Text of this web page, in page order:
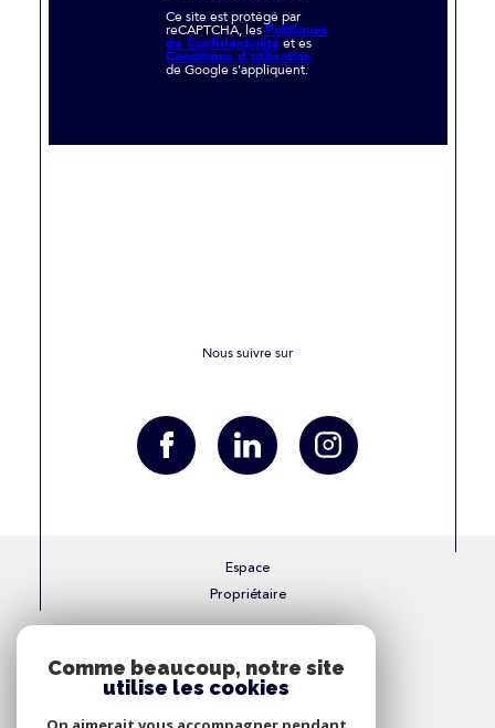
Ce site est protégé par
reCAPTCHA, lesPolitiques
de Confidentialitéet es
Conditions d'utilisation
de Google s'appliquent.
Nous suivre sur
Espace
Propriétaire
Comme beaucoup, notre site
utilise les cookies